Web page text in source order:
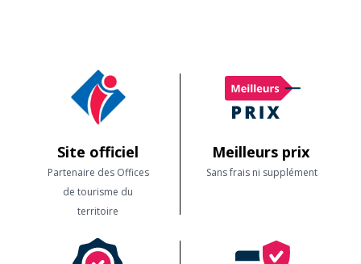
parfumés ; une expérience idéale pour toute la famille.
Site officiel
Partenaire des Offices
de tourisme du
territoire
Meilleurs prix
Sans frais ni supplément